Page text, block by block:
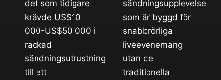
det som tidigare
krävde US$10
000-US$50 000 i
rackad
sändningsutrustning
till ett
sändningsupplevelse
som är byggd för
snabbrörliga
liveevenemang
utan de
traditionella